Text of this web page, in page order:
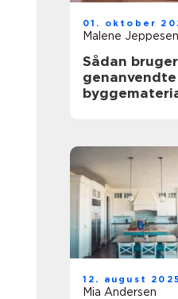
01. oktober
Malene Jeppesen
Sådan
genanvendte
12. august 2025
Mia Andersen